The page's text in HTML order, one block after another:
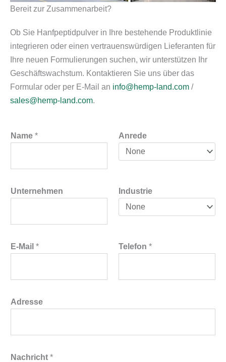
Bereit zur Zusammenarbeit?
Ob Sie Hanfpeptidpulver in Ihre bestehende Produktlinie
integrieren oder einen vertrauenswürdigen Lieferanten für
Ihre neuen Formulierungen suchen, wir unterstützen Ihr
Geschäftswachstum. Kontaktieren Sie uns über das
Formular oder per E-Mail an info@hemp-land.com /
sales@hemp-land.com.
Name * Anrede
Unternehmen Industrie
E-Mail * Telefon *
Adresse
Nachricht *